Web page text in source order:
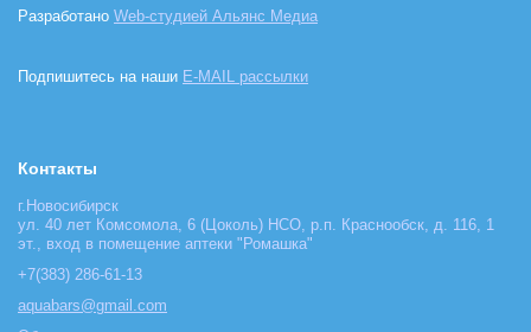
Разработано Web-студией Альянс Медиа
Подпишитесь на наши E-MAIL рассылки
Контакты
г.Новосибирск
ул. 40 лет Комсомола, 6 (Цоколь) НСО, р.п. Краснообск, д. 116, 1
эт., вход в помещение аптеки "Ромашка"
+7(383) 286-61-13
aquabars@gmail.com